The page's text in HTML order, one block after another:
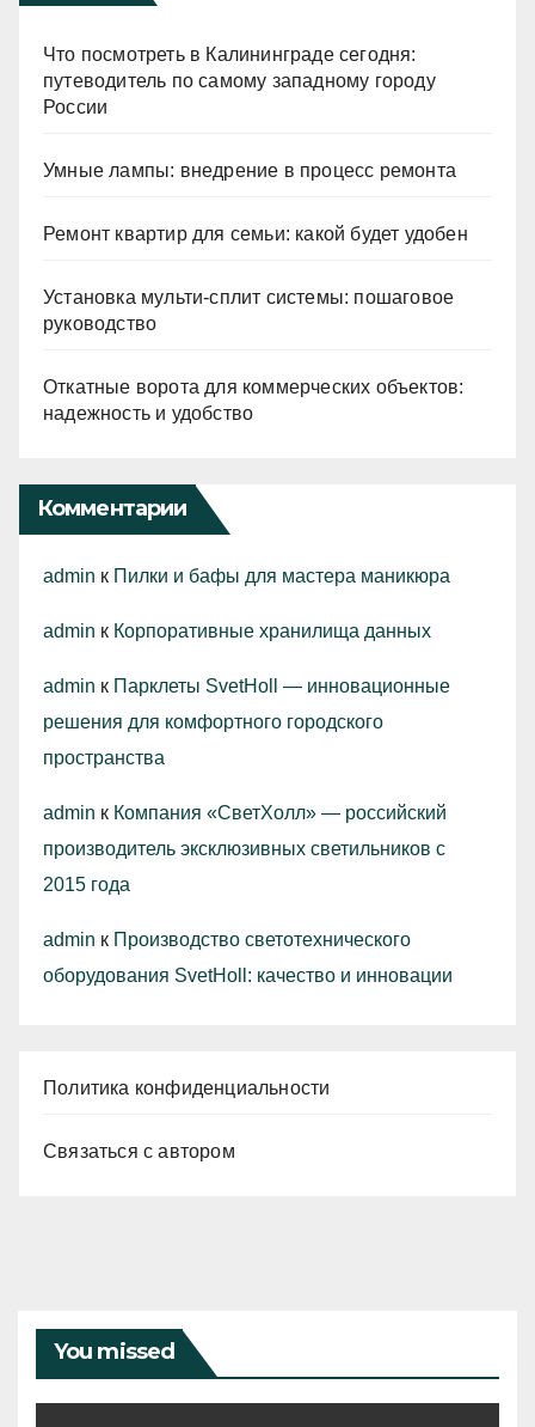
Что посмотреть в Калининграде сегодня:
путеводитель по самому западному городу
России
Умные лампы: внедрение в процесс ремонта
Ремонт квартир для семьи: какой будет удобен
Установка мульти-сплит системы: пошаговое
руководство
Откатные ворота для коммерческих объектов:
надежность и удобство
Комментарии
admin к Пилки и бафы для мастера маникюра
admin к Корпоративные хранилища данных
admin к Парклеты SvetHoll — инновационные
решения для комфортного городского
пространства
admin к Компания «СветХолл» — российский
производитель эксклюзивных светильников с
2015 года
admin к Производство светотехнического
оборудования SvetHoll: качество и инновации
Политика конфиденциальности
Связаться с автором
You missed